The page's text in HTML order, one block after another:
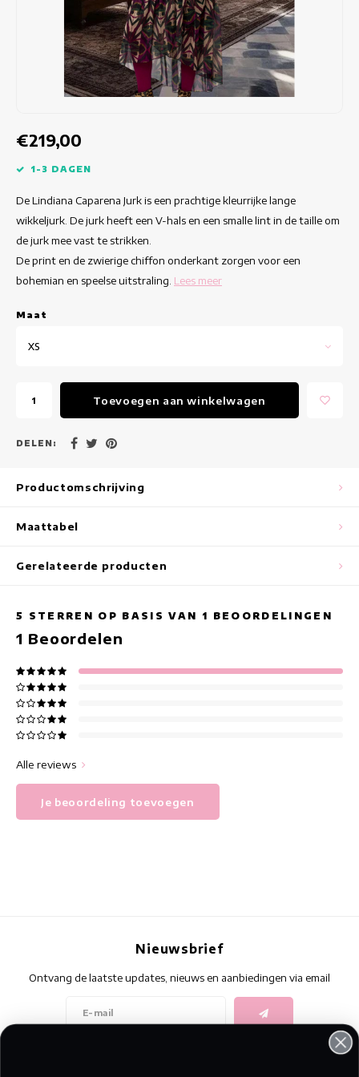
Getailleerde jurken
Hippe jurken
Kleurrijke Jurken
Korte Jurken
Korte Mouw Jurken
Lange Jurken
Lange Mouw Jurken
Mouwloze Jurken
Wikkeljurken
Zomerjurken
Jurken Met Print
€219,00
1-3 DAGEN
De Lindiana Caparena Jurk is een prachtige kleurrijke lange
wikkeljurk. De jurk heeft een V-hals en een smalle lint in de taille om
de jurk mee vast te strikken.
De print en de zwierige chiffon onderkant zorgen voor een
bohemian en speelse uitstraling. Lees meer
Maat
XS
Toevoegen aan winkelwagen
DELEN:
Productomschrijving
Maattabel
Gerelateerde producten
5 STERREN OP BASIS VAN 1 BEOORDELINGEN
1 Beoordelen
Alle reviews
Je beoordeling toevoegen
Nieuwsbrief
Ontvang de laatste updates, nieuws en aanbiedingen via email